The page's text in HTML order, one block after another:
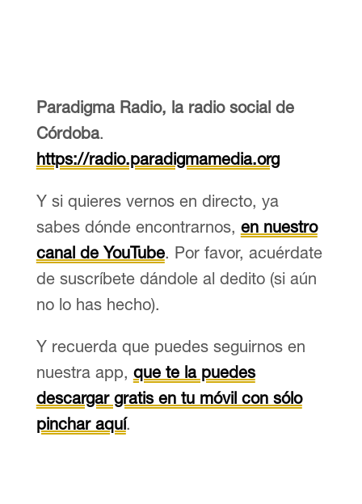
Paradigma Radio, la radio social de
Córdoba.
https://radio.paradigmamedia.org
Y si quieres vernos en directo, ya
sabes dónde encontrarnos, en nuestro
canal de YouTube. Por favor, acuérdate
de suscríbete dándole al dedito (si aún
no lo has hecho).
Y recuerda que puedes seguirnos en
nuestra app, que te la puedes
descargar gratis en tu móvil con sólo
pinchar aquí.